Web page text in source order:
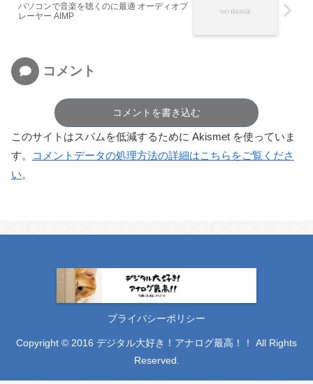
パソコンで音楽を聴くのに最適 オーディオプ
レーヤー AIMP
コメント
コメントを書き込む
このサイトはスパムを低減するために Akismet を使っていま
す。
コメントデータの処理方法の詳細はこちらをご覧くださ
い。
プライバシーポリシー
Copyright © 2016 デジタル大好き！アナログ最高！！ All Rights
Reserved.